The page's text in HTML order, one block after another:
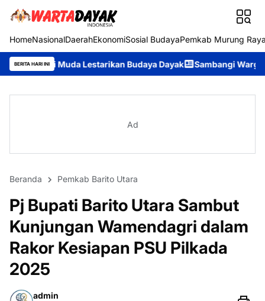
HomeNasionalDaerahEkonomiSosial BudayaPemkab Murung
BERITA HARI INI
Lestarikan Budaya Dayak Sambangi Warga Desa, Ditpolairud
Ad
Beranda Pemkab Barito Utara
Pj Bupati Barito Utara Sambut
Kunjungan Wamendagri dalam
Rakor Kesiapan PSU Pilkada
2025
admin